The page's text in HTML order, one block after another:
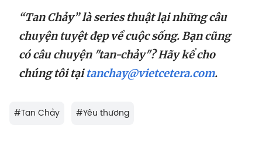
“Tan Chảy” là series thuật lại những câu
chuyện tuyệt đẹp về cuộc sống. Bạn cũng
có câu chuyện "tan-chảy"? Hãy kể cho
chúng tôi tạitanchay@vietcetera.com.
#Tan Chảy #Yêu thương